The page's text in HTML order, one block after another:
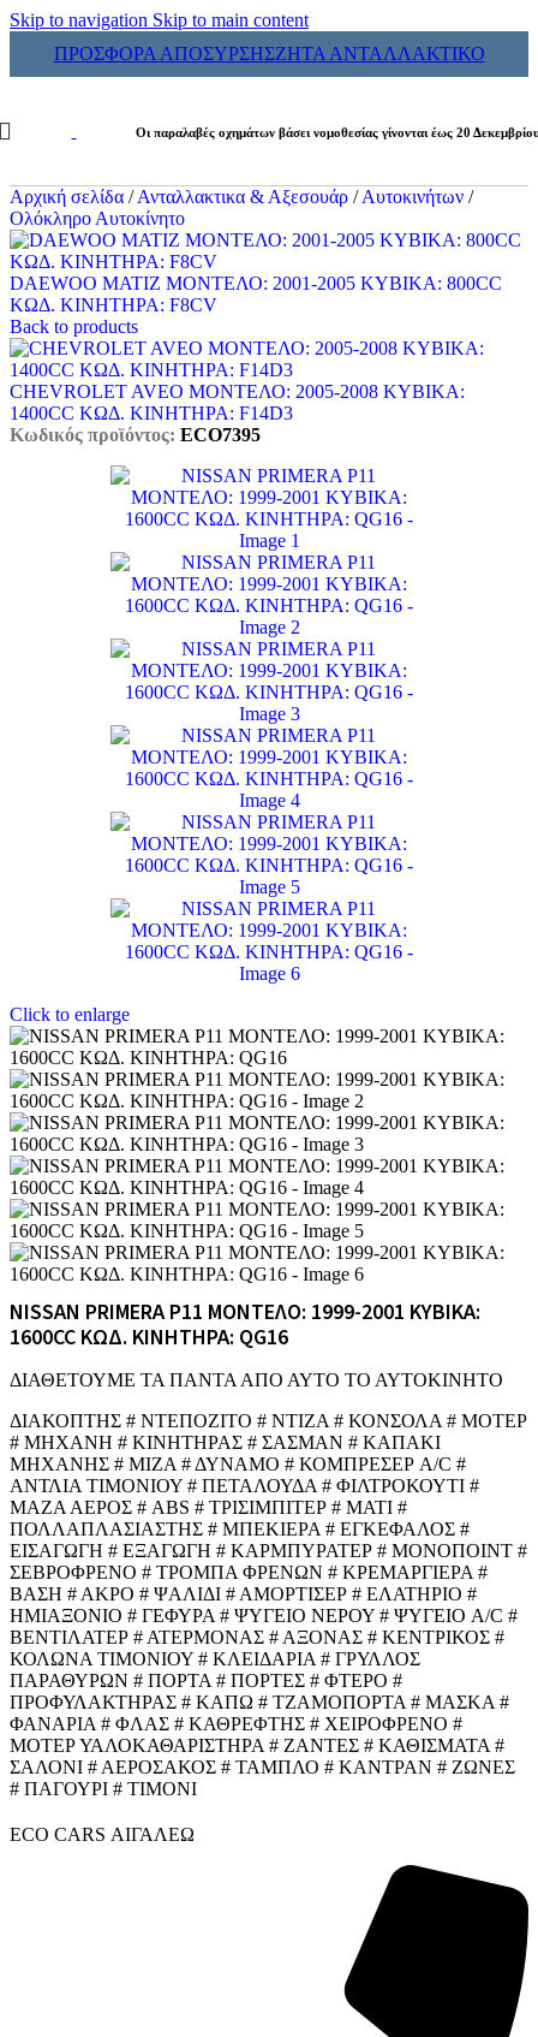
Skip to navigation Skip to main content
ΠΡΟΣΦΟΡΑ ΑΠΟΣΥΡΣΗΣΖΗΤΑ ΑΝΤΑΛΛΑΚΤΙΚΟ
Οι παραλαβές οχημάτων βάσει νομοθεσίας γίνονται έως 20
Αρχική σελίδα / Ανταλλακτικα & Αξεσουάρ / Αυτοκινήτων /
Ολόκληρο Αυτοκίνητο
DAEWOO MATIZ ΜΟΝΤΕΛΟ: 2001-2005 ΚΥΒΙΚΑ: 800CC
ΚΩΔ. ΚΙΝΗΤΗΡΑ: F8CV
Back to products
CHEVROLET AVEO ΜΟΝΤΕΛΟ: 2005-2008 ΚΥΒΙΚΑ:
1400CC ΚΩΔ. ΚΙΝΗΤΗΡΑ: F14D3
Κωδικός προϊόντος: ECO7395
Click to enlarge
NISSAN PRIMERA P11 ΜΟΝΤΕΛΟ: 1999-2001 ΚΥΒΙΚΑ:
1600CC ΚΩΔ. ΚΙΝΗΤΗΡΑ: QG16
ΔΙΑΘΕΤΟΥΜΕ ΤΑ ΠΑΝΤΑ ΑΠΟ ΑΥΤΟ ΤΟ ΑΥΤΟΚΙΝΗΤΟ
ΔΙΑΚΟΠΤΗΣ # ΝΤΕΠΟΖΙΤΟ # ΝΤΙΖΑ # ΚΟΝΣΟΛΑ # ΜΟΤΕΡ
# ΜΗΧΑΝΗ # ΚΙΝΗΤΗΡΑΣ # ΣΑΣΜΑΝ # ΚΑΠΑΚΙ
ΜΗΧΑΝΗΣ # ΜΙΖΑ # ΔΥΝΑΜΟ # ΚΟΜΠΡΕΣΕΡ A/C #
ΑΝΤΛΙΑ ΤΙΜΟΝΙΟΥ # ΠΕΤΑΛΟΥΔΑ # ΦΙΛΤΡΟΚΟΥΤΙ #
ΜΑΖΑ ΑΕΡΟΣ # ABS # ΤΡΙΣΙΜΠΙΤΕΡ # ΜΑΤΙ #
ΠΟΛΛΑΠΛΑΣΙΑΣΤΗΣ # ΜΠΕΚΙΕΡΑ # ΕΓΚΕΦΑΛΟΣ #
ΕΙΣΑΓΩΓΗ # ΕΞΑΓΩΓΗ # ΚΑΡΜΠΥΡΑΤΕΡ # ΜΟΝΟΠΟΙΝΤ #
ΣΕΒΡΟΦΡΕΝΟ # ΤΡΟΜΠΑ ΦΡΕΝΩΝ # ΚΡΕΜΑΡΓΙΕΡΑ #
ΒΑΣΗ # ΑΚΡΟ # ΨΑΛΙΔΙ # ΑΜΟΡΤΙΣΕΡ # ΕΛΑΤΗΡΙΟ #
ΗΜΙΑΞΟΝΙΟ # ΓΕΦΥΡΑ # ΨΥΓΕΙΟ ΝΕΡΟΥ # ΨΥΓΕΙΟ A/C #
ΒΕΝΤΙΛΑΤΕΡ # ΑΤΕΡΜΟΝΑΣ # ΑΞΟΝΑΣ # ΚΕΝΤΡΙΚΟΣ #
ΚΟΛΩΝΑ ΤΙΜΟΝΙΟΥ # ΚΛΕΙΔΑΡΙΑ # ΓΡΥΛΛΟΣ
ΠΑΡΑΘΥΡΩΝ # ΠΟΡΤΑ # ΠΟΡΤΕΣ # ΦΤΕΡΟ #
ΠΡΟΦΥΛΑΚΤΗΡΑΣ # ΚΑΠΩ # ΤΖΑΜΟΠΟΡΤΑ # ΜΑΣΚΑ #
ΦΑΝΑΡΙΑ # ΦΛΑΣ # ΚΑΘΡΕΦΤΗΣ # ΧΕΙΡΟΦΡΕΝΟ #
ΜΟΤΕΡ ΥΑΛΟΚΑΘΑΡΙΣΤΗΡΑ # ΖΑΝΤΕΣ # ΚΑΘΙΣΜΑΤΑ #
ΣΑΛΟΝΙ # ΑΕΡΟΣΑΚΟΣ # ΤΑΜΠΛΟ # ΚΑΝΤΡΑΝ # ΖΩΝΕΣ
# ΠΑΓΟΥΡΙ # ΤΙΜΟΝΙ
ECO CARS ΑΙΓΑΛΕΩ